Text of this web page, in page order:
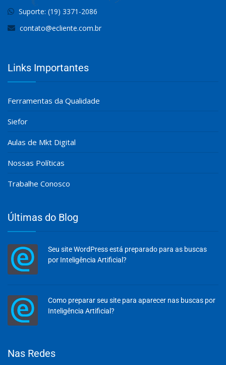
Suporte: (19) 3371-2086
contato@ecliente.com.br
Links Importantes
Ferramentas da Qualidade
Siefor
Aulas de Mkt Digital
Nossas Políticas
Trabalhe Conosco
Últimas do Blog
Seu site WordPress está preparado para as buscas
por Inteligência Artificial?
Como preparar seu site para aparecer nas buscas por
Inteligência Artificial?
Nas Redes
Olá, insira seus dados para continuar.